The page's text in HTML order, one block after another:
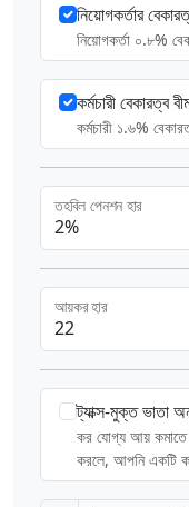
নিয়োগকর্তার
নিয়োগকর্তা ০.৮%
কর্মচারী বেকারত্ব
কর্মচারী ১.৬%
2%
তহবিল পেনশন হার
আয়কর হার
ট্যাক্স-মুক্ত ভাতা
কর যোগ্য আয় কমাতে
করলে, আপনি একটি